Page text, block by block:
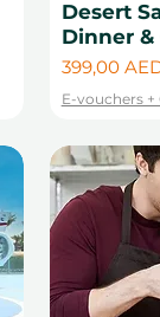
Desert
Dinner &
Цена
399,00
E-vouchers +